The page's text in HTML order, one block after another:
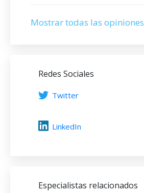
Mostrar todas las opiniones
Redes Sociales
Twitter
LinkedIn
Especialistas relacionados